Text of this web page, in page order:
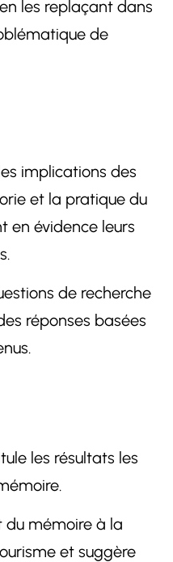
les replaçant dans
de
implications des
et la pratique du
en évidence leurs
de recherche
réponses basées
les résultats les
du mémoire à la
et suggère